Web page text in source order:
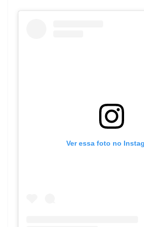
Ver essa foto no